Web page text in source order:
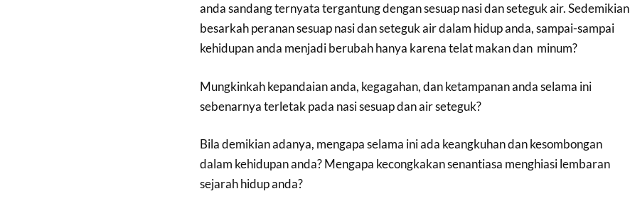
anda sandang ternyata tergantung dengan sesuap nasi dan seteguk air. Sedemikian
besarkah peranan sesuap nasi dan seteguk air dalam hidup anda, sampai-sampai
kehidupan anda menjadi berubah hanya karena telat makan dan minum?
Mungkinkah kepandaian anda, kegagahan, dan ketampanan anda selama ini
sebenarnya terletak pada nasi sesuap dan air seteguk?
Bila demikian adanya, mengapa selama ini ada keangkuhan dan kesombongan
dalam kehidupan anda? Mengapa kecongkakan senantiasa menghiasi lembaran
sejarah hidup anda?